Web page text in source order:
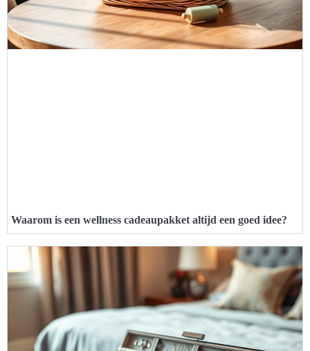
Waarom is een wellness cadeaupakket altijd een goed idee?